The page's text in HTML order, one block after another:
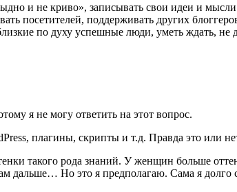
и не криво», записывать свои идеи и
посетителей, поддерживать других
по духу успешные люди, уметь ждать, не
я не могу ответить на этот вопрос.
плагины, скрипты и т.д. Правда это или
такого рода знаний. У женщин больше
Но это я предполагаю. Сама я долго